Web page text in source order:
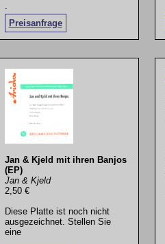
Preisanfrage
Jan & Kjeld mit ihren Banjos
(EP)
Jan & Kjeld
2,50 €
Diese Platte ist noch nicht
ausgezeichnet. Stellen Sie
eine